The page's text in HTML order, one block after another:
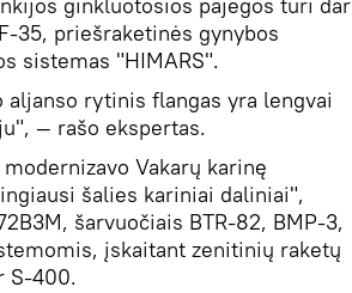
35, priešraketinės gynybos
sistemas "HIMARS".
aljanso rytinis flangas yra lengvai
— rašo ekspertas.
Vakarų karinę
šalies kariniai daliniai",
šarvuočiais BTR-82, BMP-3,
įskaitant zenitinių raketų
S-400.